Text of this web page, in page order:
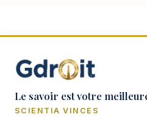
Le savoir est votre
SCIENTIA VINCES